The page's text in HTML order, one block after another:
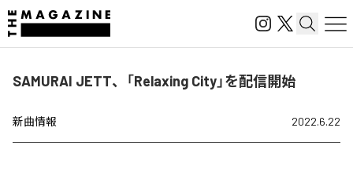
SAMURAI JETT、「Relaxing City」を配信開始
新曲情報 2022.6.22